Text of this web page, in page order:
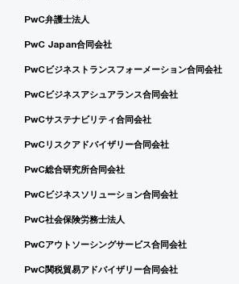
PwC弁護士法人
PwC Japan合同会社
PwCビジネストランスフォーメーション合同会社
PwCビジネスアシュアランス合同会社
PwCサステナビリティ合同会社
PwCリスクアドバイザリー合同会社
PwC総合研究所合同会社
PwCビジネスソリューション合同会社
PwC社会保険労務士法人
PwCアウトソーシングサービス合同会社
PwC関税貿易アドバイザリー合同会社